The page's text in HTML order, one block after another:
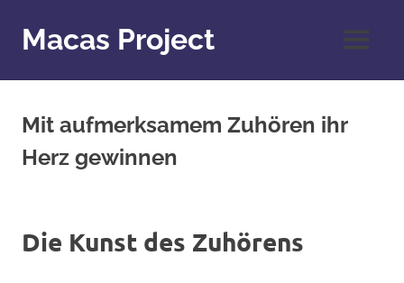
Inhalt
springen
Macas Project MENÜ
Mit aufmerksamem Zuhören ihr
Herz gewinnen
Die Kunst des Zuhörens